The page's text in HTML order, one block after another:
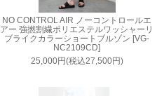
NO CONTROL AIR ノーコントロールエ
アー 強撚割繊ポリエステルワッシャーリ
ブライクカラーショートブルゾン [VG-
NC2109CD]
25,000円(税込27,500円)